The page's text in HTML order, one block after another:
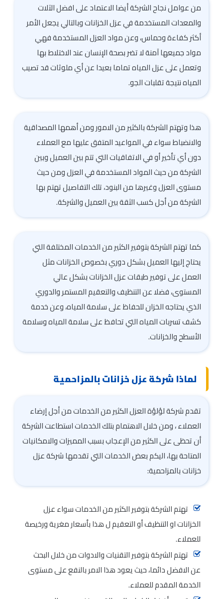
من عوامل نجاح الشركة أيضا الاعتماد على افضل الآلات
والمعدات المستخدمة في عزل الخزانات وبالتالي يجعل الأمر
أكثر كفاءة وحماس، وعن مواد العزل المستخدمة فهي
مواد جميعها آمنة لا تضر بصحة الإنسان عند الاختلاط بها
وتعمل على عزل المياه تماما بعيدا عن أي ملوثات قد تصيب
المياه نتيجة تقلبات الجو.
هذا وتهتم الشركة بالكثير من الامور ومن أهمها المصداقية
والانضباط سواء في المواعيد المتفق عليها مع العملاء
دون أي تأخير أو في الاتفاقيات التي تتم بين العميل وبين
الشركة من حيث المواد المستخدمة في العزل ومن حيث
مستوى العزل وغيرها من البنود، تلك التفاصيل تهتم بها
الشركة من أجل كسب الثقة بين العميل والشركة.
كما تهتم الشركة بتوفير الكثير من الخدمات المختلفة التي
يحتاج إليها العميل بشكل دوري بخصوص الخزانات مثل
العمل على توفير طبقات عزل الخزانات بشكل عالي
المستوى، فضلا عن التنظيف والتعقيم المستمر والدوري
الذي يحتاجه الخزان للحفاظ على سلامة المياه، وعن خدمة
كشف تسربات المياه التي تحافظ على سلامة المياه وسلامة
الأسطح والخزانات.
لماذا شركة عزل خزانات بالمزاحمية
تقدم شركة لؤلؤة العزل الكثير من الخدمات من أجل إرضاء
العملاء ، ومن خلال الاهتمام بتلك الخدمات استطاعت الشركة
أن تحظى على الكثير من الإعجاب بسبب المميزات والامكانيات
المتاحة بها، اليكم بعض الخدمات التي تقدمها شركة عزل
خزانات بالمزاحمية:
تهتم الشركة بتوفير الكثير من الخدمات سواء عزل
الخزانات او التنظيف أو التعقيم ل هذا بأسعار مغرية ورخيصة
للعملاء.
تهتم الشركة بتوفير التقنيات والادوات من خلال البحث
عن الافضل دائما، حيث يعود هذا الامر بالنفع على مستوى
الخدمة المقدم للعملاء.